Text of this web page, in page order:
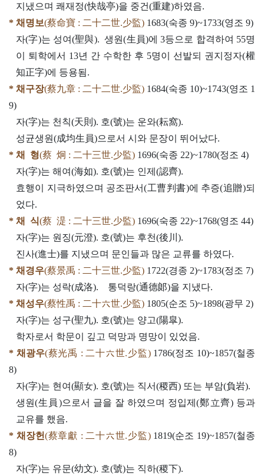
지냈으며 쾌재정(快哉亭)을 중건(重建)하였음.
* 채명보(蔡命寶 : 二十二世.少監) 1683(숙종 9)~1733(영조 9)
자(字)는 성여(聖與). 생원(生員)에 3등으로 합격하여 55명
이 퇴학에서 13년 간 수학한 후 5명이 선발되 권지정자(權
知正字)에 등용됨.
* 채구장(蔡九章 : 二十二世.少監) 1684(숙종 10)~1743(영조 1
9)
자(字)는 천칙(天則). 호(號)는 운와(耘窩).
성균생원(成均生員)으로서 시와 문장이 뛰어났다.
* 채 형(蔡 炯 : 二十三世.少監) 1696(숙종 22)~1780(정조 4)
자(字)는 해여(海如). 호(號)는 인제(認齊).
효행이 지극하였으며 공조판서(工曹判書)에 추증(追贈)되
었다.
* 채 식(蔡 湜 : 二十三世.少監) 1696(숙종 22)~1768(영조 44)
자(字)는 원징(元澄). 호(號)는 후천(後川).
진사(進士)를 지냈으며 문인들과 많은 교류를 하였다.
* 채경우(蔡景禹 : 二十三世.少監) 1722(경종 2)~1783(정조 7)
자(字)는 성락(成洛). 통덕랑(通德郞)을 지냈다.
* 채성우(蔡性禹 : 二十六世.少監) 1805(순조 5)~1898(광무 2)
자(字)는 성구(聖九). 호(號)는 양고(陽皐).
학자로서 학문이 깊고 덕망과 명망이 있었음.
* 채광우(蔡光禹 : 二十六世.少監)1786(정조 10)~1857(철종
8)
자(字)는 현여(顯女). 호(號)는 직서(稷西) 또는 부암(負岩).
생원(生員)으로서 글을 잘 하였으며 정입제(鄭立齊) 등과
교유를 했음.
* 채장헌(蔡章獻 : 二十六世.少監)1819(순조 19)~1857(철종
8)
자(字)는 유문(幼文). 호(號)는 직하(稷下).